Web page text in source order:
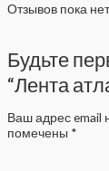
Отзывов пока
Будьте
“Лента
Ваш адрес email
помечены *